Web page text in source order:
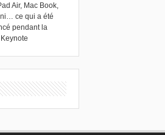
Air, Mac Book,
ce qui a été
pendant la
Keynote